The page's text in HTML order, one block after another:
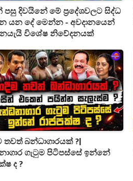
පසු දිවයිනේ මේ ප්‍රදේශවලට සිද්ධ
යන දේ මෙන්න - අවදානයෙන්
විශේෂ නිවේදනයක්
තවත් බන්ධාගාරයක් ?|
ගැටුම පිටිපස්සේ ඉන්නේ
ද ?